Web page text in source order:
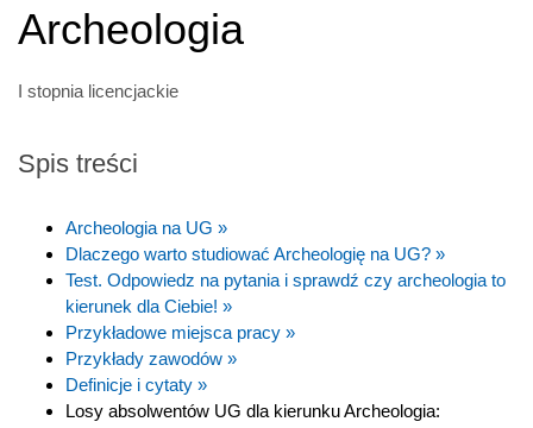
Archeologia
I stopnia licencjackie
Spis treści
Archeologia na UG »
Dlaczego warto studiować Archeologię na UG? »
Test. Odpowiedz na pytania i sprawdź czy archeologia to
kierunek dla Ciebie! »
Przykładowe miejsca pracy »
Przykłady zawodów »
Definicje i cytaty »
Losy absolwentów UG dla kierunku Archeologia: